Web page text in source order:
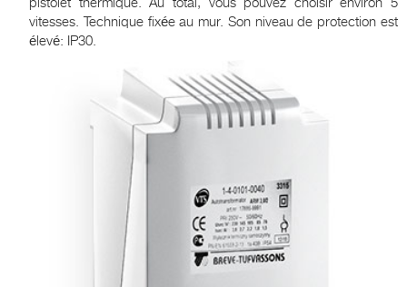
vitesses. Technique fixée au mur. Son niveau de protection est
élevé: IP30.